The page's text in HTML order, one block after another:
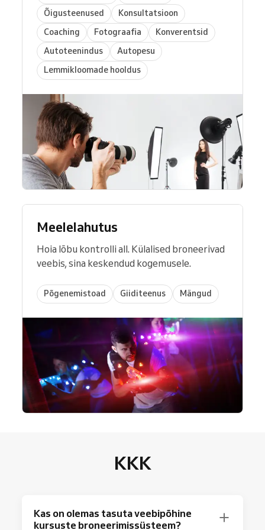
Õigusteenused
Konsultatsioon
Coaching
Fotograafia
Konverentsid
Autoteenindus
Autopesu
Lemmikloomade hooldus
Meelelahutus
Hoia lõbu kontrolli all. Külalised broneerivad
veebis, sina keskendud kogemusele.
Põgenemistoad Giiditeenus Mängud
KKK
Kas on olemas tasuta veebipõhine
kursuste broneerimissüsteem?